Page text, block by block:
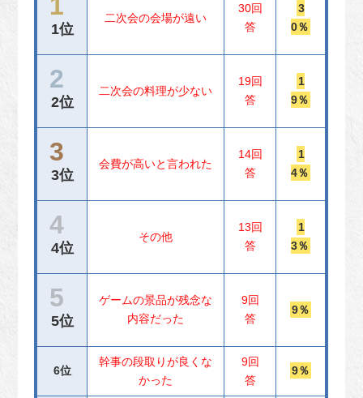
1位
二次会の会場が遠い
30回
答
3
0％
2位
二次会の料理が少ない
19回
答
1
9％
3位
会費が高いと言われた
14回
答
1
4％
4位
その他
13回
答
1
3％
5位
ゲームの景品が残念な
内容だった
9回
答
9％
6位
幹事の段取りが良くな
かった
9回
答
9％